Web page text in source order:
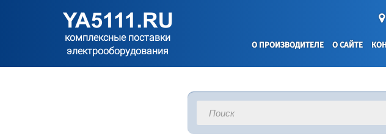
комплексные поставки
электрооборудования
О ПРОИЗВОДИТЕЛЕ О САЙТЕ